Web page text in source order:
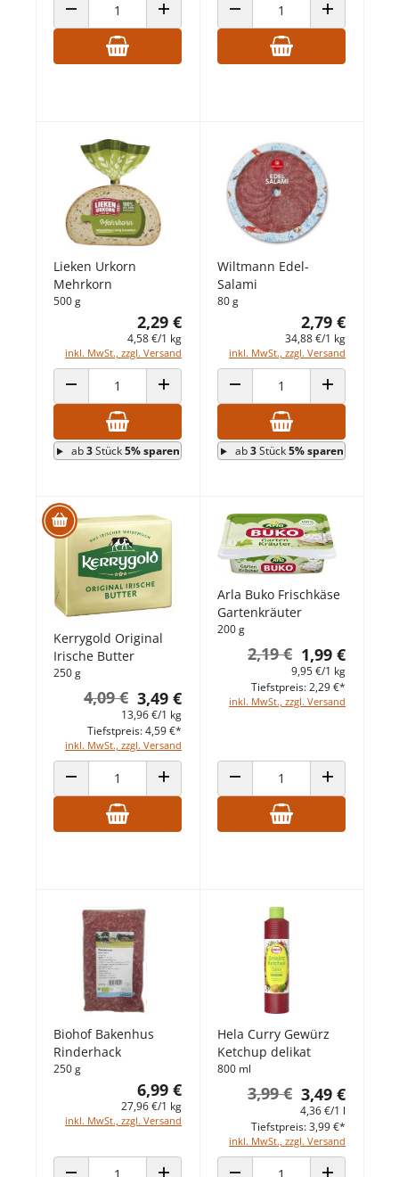
ANZAHL VERRINGERNANZAHL ERHÖHENANZAHL VERRINGERNANZAHL
Lieken Urkorn
Mehrkorn
500 g
2,29 €
4,58 €/1 kg
inkl. MwSt., zzgl. Versand
ANZAHL VERRINGERNANZAHL ERHÖHEN
ab3Stück5% sparen
Wiltmann Edel-
Salami
80 g
2,79 €
34,88 €/1 kg
inkl. MwSt., zzgl. Versand
ANZAHL VERRINGERNANZAHL
ab3Stück5% sparen
Kerrygold Original
Irische Butter
250 g
3,49 €
4,09 €
13,96 €/1 kg
inkl. MwSt., zzgl. Versand
Tiefstpreis: 4,59 €*
ANZAHL VERRINGERNANZAHL ERHÖHEN
Arla Buko Frischkäse
Gartenkräuter
200 g
1,99 €
2,19 €
9,95 €/1 kg
inkl. MwSt., zzgl. Versand
Tiefstpreis: 2,29 €*
ANZAHL VERRINGERNANZAHL
Biohof Bakenhus
Rinderhack
250 g
6,99 €
27,96 €/1 kg
inkl. MwSt., zzgl. Versand
Hela Curry Gewürz
Ketchup delikat
800 ml
3,49 €
3,99 €
4,36 €/1 l
inkl. MwSt., zzgl. Versand
Tiefstpreis: 3,99 €*